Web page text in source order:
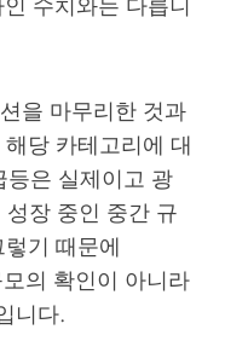
을 마무리한 것과
당 카테고리에 대
등은 실제이고 광
장 중인 중간 규
기 때문에
의 확인이 아니라
니다.